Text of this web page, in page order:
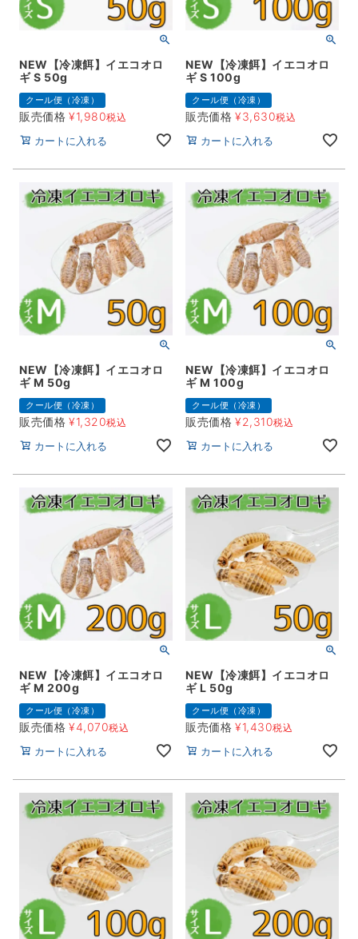
NEW【冷凍餌】イエコオロ
ギ S 50g
クール便（冷凍）
販売価格 ¥1,980税込
カートに入れる
NEW【冷凍餌】イエコオロ
ギ S 100g
クール便（冷凍）
販売価格 ¥3,630税込
カートに入れる
NEW【冷凍餌】イエコオロ
ギ M 50g
クール便（冷凍）
販売価格 ¥1,320税込
カートに入れる
NEW【冷凍餌】イエコオロ
ギ M 100g
クール便（冷凍）
販売価格 ¥2,310税込
カートに入れる
NEW【冷凍餌】イエコオロ
ギ M 200g
クール便（冷凍）
販売価格 ¥4,070税込
カートに入れる
NEW【冷凍餌】イエコオロ
ギ L 50g
クール便（冷凍）
販売価格 ¥1,430税込
カートに入れる